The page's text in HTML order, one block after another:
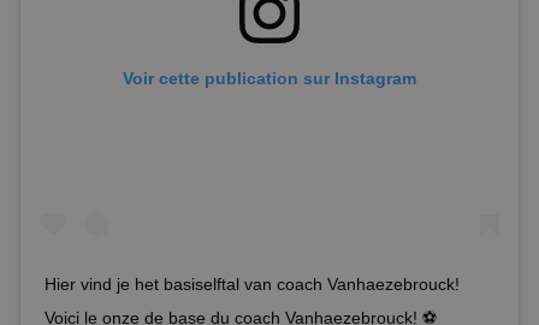
Voir cette publication sur Instagram
Hier vind je het basiselftal van coach Vanhaezebrouck!
Voici le onze de base du coach Vanhaezebrouck! ⚽️